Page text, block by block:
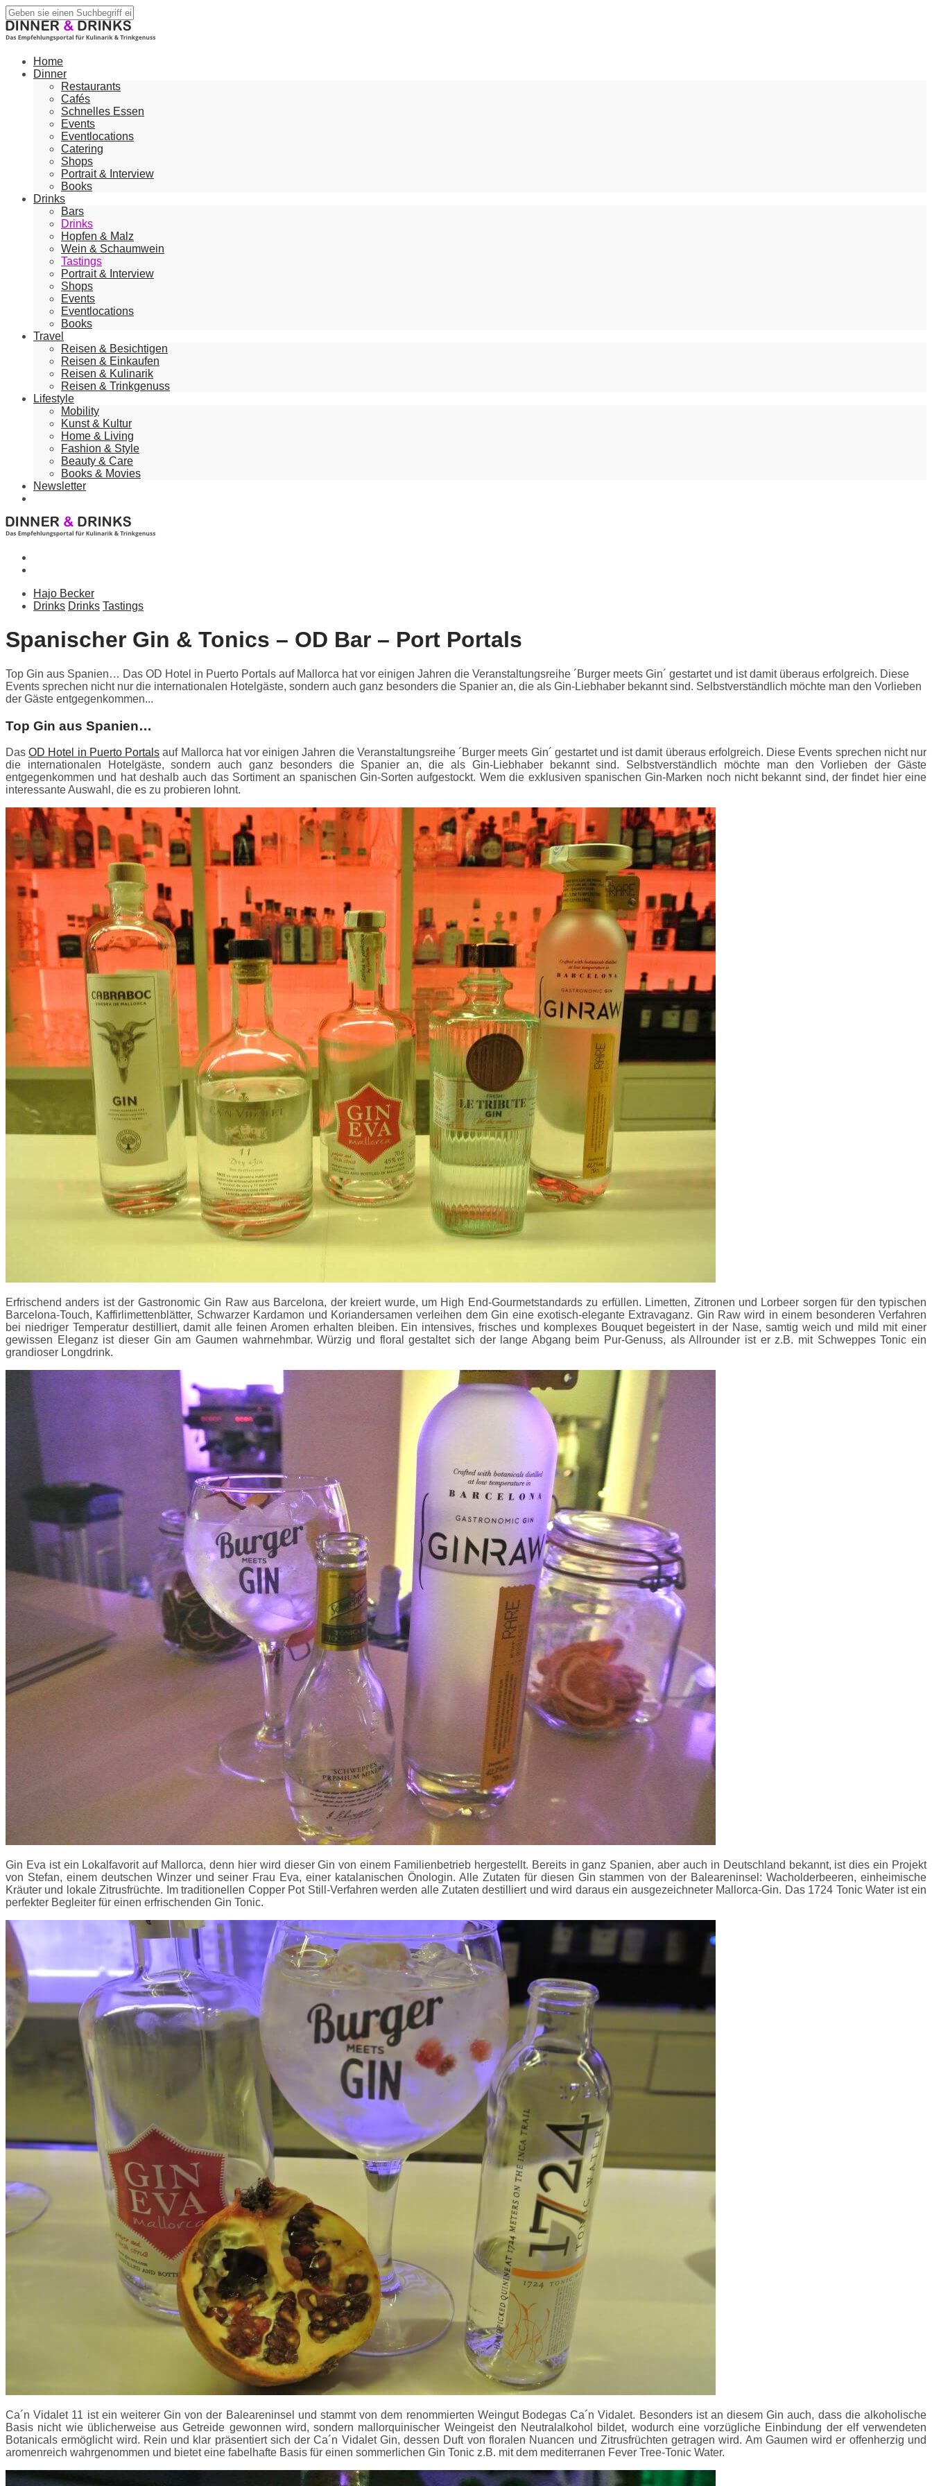
Home
Dinner
Restaurants
Cafés
Schnelles Essen
Events
Eventlocations
Catering
Shops
Portrait & Interview
Books
Drinks
Bars
Drinks
Hopfen & Malz
Wein & Schaumwein
Tastings
Portrait & Interview
Shops
Events
Eventlocations
Books
Travel
Reisen & Besichtigen
Reisen & Einkaufen
Reisen & Kulinarik
Reisen & Trinkgenuss
Lifestyle
Mobility
Kunst & Kultur
Home & Living
Fashion & Style
Beauty & Care
Books & Movies
Newsletter
Hajo Becker
Drinks Drinks Tastings
Spanischer Gin & Tonics – OD Bar – Port Portals
Top Gin aus Spanien… Das OD Hotel in Puerto Portals auf Mallorca hat vor einigen Jahren die Veranstaltungsreihe ´Burger meets Gin´ gestartet und ist damit überaus erfolgreich. Diese
Events sprechen nicht nur die internationalen Hotelgäste, sondern auch ganz besonders die Spanier an, die als Gin-Liebhaber bekannt sind. Selbstverständlich möchte man den Vorlieben
der Gäste entgegenkommen...
Top Gin aus Spanien…
DasOD Hotel in Puerto Portals auf Mallorca hat vor einigen Jahren die Veranstaltungsreihe ´Burger meets Gin´ gestartet und ist damit überaus erfolgreich. Diese Events sprechen nicht nur
die internationalen Hotelgäste, sondern auch ganz besonders die Spanier an, die als Gin-Liebhaber bekannt sind. Selbstverständlich möchte man den Vorlieben der Gäste
entgegenkommen und hat deshalb auch das Sortiment an spanischen Gin-Sorten aufgestockt. Wem die exklusiven spanischen Gin-Marken noch nicht bekannt sind, der findet hier eine
interessante Auswahl, die es zu probieren lohnt.
Erfrischend anders ist der Gastronomic Gin Raw aus Barcelona, der kreiert wurde, um High End-Gourmetstandards zu erfüllen. Limetten, Zitronen und Lorbeer sorgen für den typischen
Barcelona-Touch, Kaffirlimettenblätter, Schwarzer Kardamon und Koriandersamen verleihen dem Gin eine exotisch-elegante Extravaganz. Gin Raw wird in einem besonderen Verfahren
bei niedriger Temperatur destilliert, damit alle feinen Aromen erhalten bleiben. Ein intensives, frisches und komplexes Bouquet begeistert in der Nase, samtig weich und mild mit einer
gewissen Eleganz ist dieser Gin am Gaumen wahrnehmbar. Würzig und floral gestaltet sich der lange Abgang beim Pur-Genuss, als Allrounder ist er z.B. mit Schweppes Tonic ein
grandioser Longdrink.
Gin Eva ist ein Lokalfavorit auf Mallorca, denn hier wird dieser Gin von einem Familienbetrieb hergestellt. Bereits in ganz Spanien, aber auch in Deutschland bekannt, ist dies ein Projekt
von Stefan, einem deutschen Winzer und seiner Frau Eva, einer katalanischen Önologin. Alle Zutaten für diesen Gin stammen von der Baleareninsel: Wacholderbeeren, einheimische
Kräuter und lokale Zitrusfrüchte. Im traditionellen Copper Pot Still-Verfahren werden alle Zutaten destilliert und wird daraus ein ausgezeichneter Mallorca-Gin. Das 1724 Tonic Water ist ein
perfekter Begleiter für einen erfrischenden Gin Tonic.
Ca´n Vidalet 11 ist ein weiterer Gin von der Baleareninsel und stammt von dem renommierten Weingut Bodegas Ca´n Vidalet. Besonders ist an diesem Gin auch, dass die alkoholische
Basis nicht wie üblicherweise aus Getreide gewonnen wird, sondern mallorquinischer Weingeist den Neutralalkohol bildet, wodurch eine vorzügliche Einbindung der elf verwendeten
Botanicals ermöglicht wird. Rein und klar präsentiert sich der Ca´n Vidalet Gin, dessen Duft von floralen Nuancen und Zitrusfrüchten getragen wird. Am Gaumen wird er offenherzig und
aromenreich wahrgenommen und bietet eine fabelhafte Basis für einen sommerlichen Gin Tonic z.B. mit dem mediterranen Fever Tree-Tonic Water.